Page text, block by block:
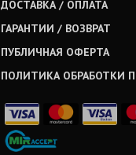
ДОСТАВКА / ОПЛАТА
ГАРАНТИИ / ВОЗВРАТ
ПУБЛИЧНАЯ ОФЕРТА
ПОЛИТИКА ОБРАБОТКИ